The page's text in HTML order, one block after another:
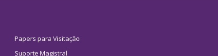
Papers para Visitação
Suporte Magistral